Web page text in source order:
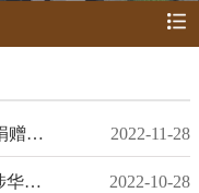
院图藏书介绍之二十--洪家义查瑞珍捐赠书籍 2022-11-28
院图藏书介绍之十九---- 《日本馆藏涉华革命档案编译》 2022-10-28